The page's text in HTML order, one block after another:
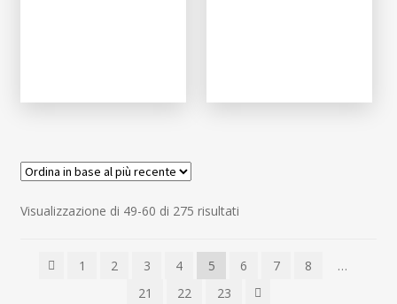
Visualizzazione di 49-60 di 275 risultatiOrdina
al
1 2 3 4 5 6 7 8
…
21
22 23